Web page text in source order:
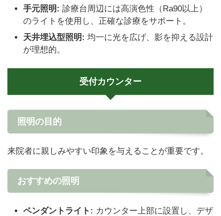
手元照明: 診療台周辺には高演色性（Ra90以上）
のライトを使用し、正確な診療をサポート。
天井埋込型照明: 均一に光を広げ、影を抑える設計
が理想的。
受付カウンター
照明の目的
来院者に親しみやすい印象を与えることが重要です。
おすすめの照明
ペンダントライト: カウンター上部に設置し、デザ